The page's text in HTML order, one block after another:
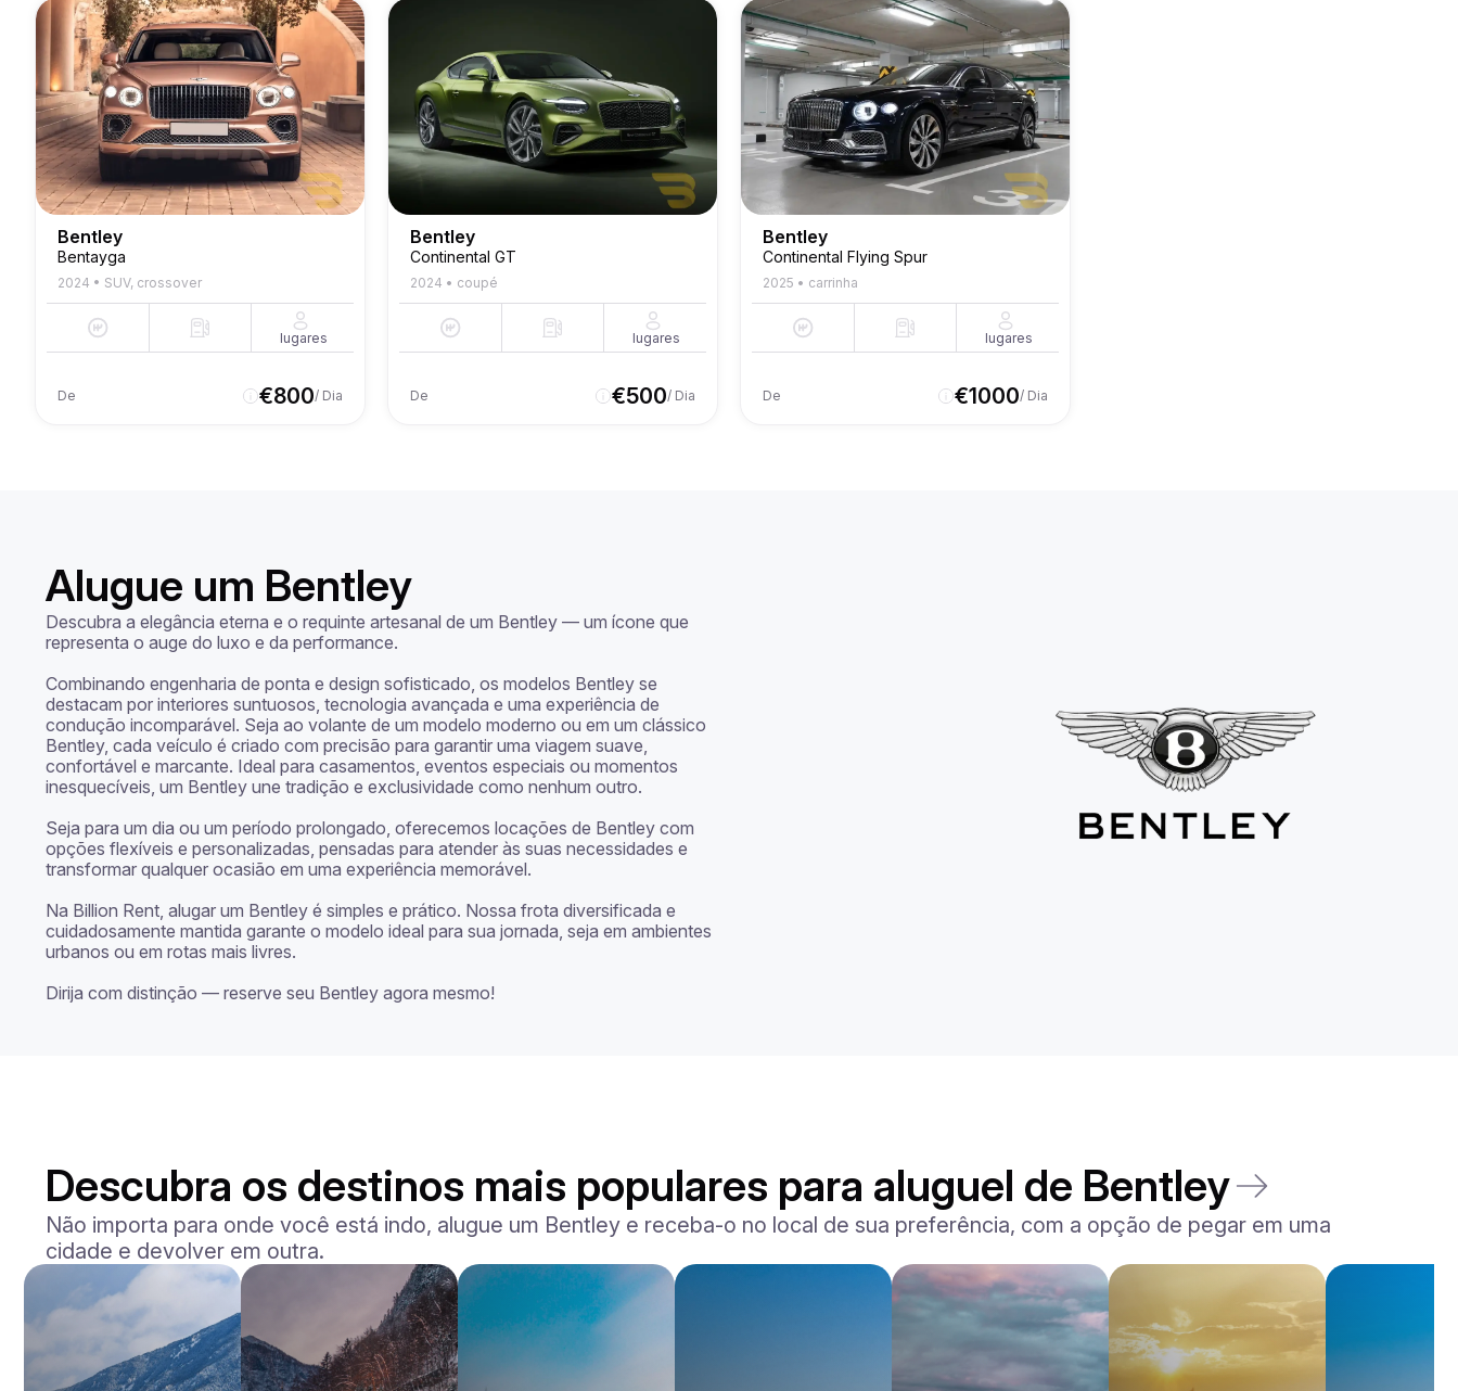
Bentley
Bentayga
2024 • SUV, crossover
lugares
De €800/ Dia
Bentley
Continental GT
2024 • coupé
lugares
De €500/ Dia
Bentley
Continental Flying Spur
2025 • carrinha
lugares
De €1000/ Dia
Alugue um Bentley
Descubra a elegância eterna e o requinte artesanal de um Bentley — um ícone que
representa o auge do luxo e da performance.
Combinando engenharia de ponta e design sofisticado, os modelos Bentley se
destacam por interiores suntuosos, tecnologia avançada e uma experiência de
condução incomparável. Seja ao volante de um modelo moderno ou em um clássico
Bentley, cada veículo é criado com precisão para garantir uma viagem suave,
confortável e marcante. Ideal para casamentos, eventos especiais ou momentos
inesquecíveis, um Bentley une tradição e exclusividade como nenhum outro.
Seja para um dia ou um período prolongado, oferecemos locações de Bentley com
opções flexíveis e personalizadas, pensadas para atender às suas necessidades e
transformar qualquer ocasião em uma experiência memorável.
Na Billion Rent, alugar um Bentley é simples e prático. Nossa frota diversificada e
cuidadosamente mantida garante o modelo ideal para sua jornada, seja em ambientes
urbanos ou em rotas mais livres.
Dirija com distinção — reserve seu Bentley agora mesmo!
Descubra os destinos mais populares para aluguel de Bentley
Não importa para onde você está indo, alugue um Bentley e receba-o no local de sua preferência, com a opção de pegar em uma
cidade e devolver em outra.